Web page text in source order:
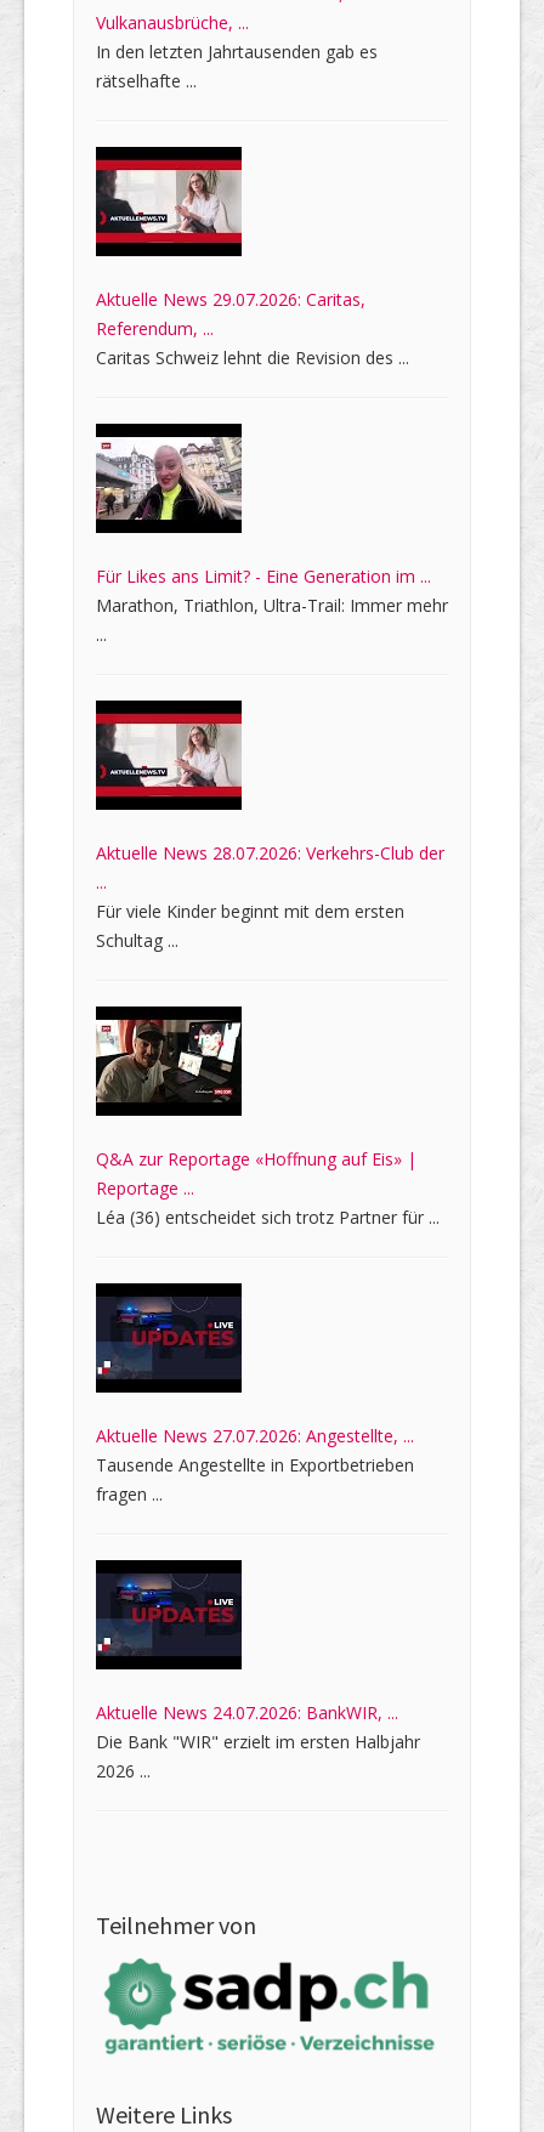
Vulkanausbrüche, ...
In den letzten Jahrtausenden gab es
rätselhafte ...
Aktuelle News 29.07.2026: Caritas,
Referendum, ...
Caritas Schweiz lehnt die Revision des ...
Für Likes ans Limit? - Eine Generation im ...
Marathon, Triathlon, Ultra-Trail: Immer mehr
...
Aktuelle News 28.07.2026: Verkehrs-Club der
...
Für viele Kinder beginnt mit dem ersten
Schultag ...
Q&A zur Reportage «Hoffnung auf Eis» |
Reportage ...
Léa (36) entscheidet sich trotz Partner für ...
Aktuelle News 27.07.2026: Angestellte, ...
Tausende Angestellte in Exportbetrieben
fragen ...
Aktuelle News 24.07.2026: BankWIR, ...
Die Bank "WIR" erzielt im ersten Halbjahr
2026 ...
Teilnehmer von
Weitere Links